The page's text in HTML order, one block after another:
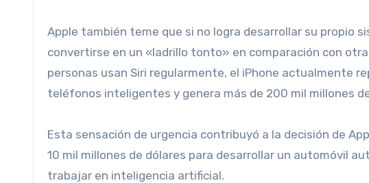
Apple también teme que si no logra desarrollar su propio
convertirse en un «ladrillo tonto» en comparación con
personas usan Siri regularmente, el iPhone actualmente
teléfonos inteligentes y genera más de 200 mil millones
Esta sensación de urgencia contribuyó a la decisión de
10 mil millones de dólares para desarrollar un automóvil
trabajar en inteligencia artificial.